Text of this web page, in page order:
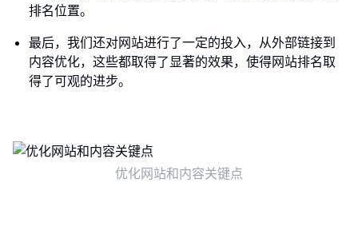
排名位置。
最后，我们还对网站进行了一定的投入，从外部链接到
内容优化，这些都取得了显著的效果，使得网站排名取
得了可观的进步。
优化网站和内容关键点